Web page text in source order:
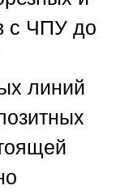
с ЧПУ до
линий